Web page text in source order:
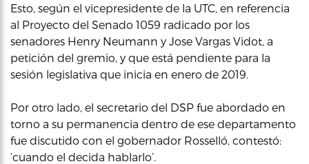
Esto, según el vicepresidente de la UTC, en referencia
al Proyecto del Senado 1059 radicado por los
senadores Henry Neumann y Jose Vargas Vidot, a
petición del gremio, y que está pendiente para la
sesión legislativa que inicia en enero de 2019.
Por otro lado, el secretario del DSP fue abordado en
torno a su permanencia dentro de ese departamento
fue discutido con el gobernador Rosselló, contestó:
‘cuando el decida hablarlo’.